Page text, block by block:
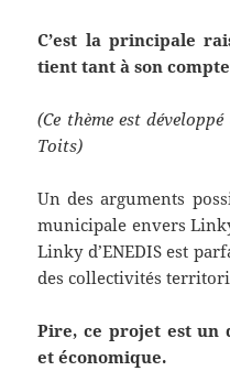
C’est la principale
tient tant à son
(Ce thème est
Toits)
Un des arguments
municipale envers
Linky d’ENEDIS est
des collectivités
Pire, ce projet est un
et économique.